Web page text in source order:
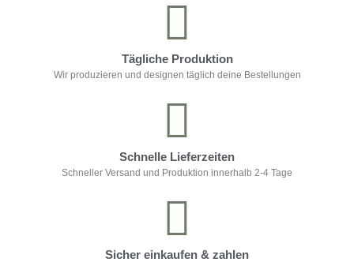
Tägliche Produktion
Wir produzieren und designen täglich deine Bestellungen
Schnelle Lieferzeiten
Schneller Versand und Produktion innerhalb 2-4 Tage
Sicher einkaufen & zahlen